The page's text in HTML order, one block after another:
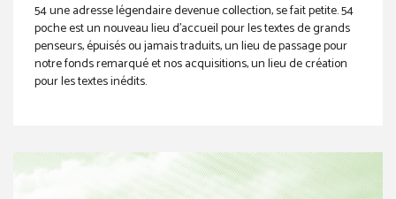
54 une adresse légendaire devenue collection, se fait petite. 54
poche est un nouveau lieu d’accueil pour les textes de grands
penseurs, épuisés ou jamais traduits, un lieu de passage pour
notre fonds remarqué et nos acquisitions, un lieu de création
pour les textes inédits.